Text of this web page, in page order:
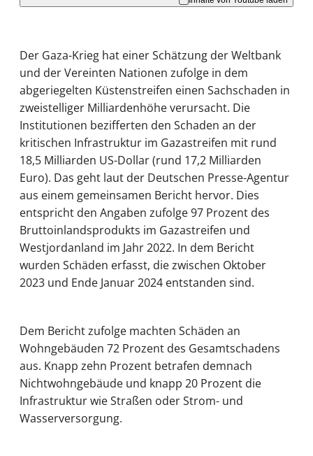
Der Gaza-Krieg hat einer Schätzung der Weltbank
und der Vereinten Nationen zufolge in dem
abgeriegelten Küstenstreifen einen Sachschaden in
zweistelliger Milliardenhöhe verursacht. Die
Institutionen bezifferten den Schaden an der
kritischen Infrastruktur im Gazastreifen mit rund
18,5 Milliarden US-Dollar (rund 17,2 Milliarden
Euro). Das geht laut der Deutschen Presse-Agentur
aus einem gemeinsamen Bericht hervor. Dies
entspricht den Angaben zufolge 97 Prozent des
Bruttoinlandsprodukts im Gazastreifen und
Westjordanland im Jahr 2022. In dem Bericht
wurden Schäden erfasst, die zwischen Oktober
2023 und Ende Januar 2024 entstanden sind.
Dem Bericht zufolge machten Schäden an
Wohngebäuden 72 Prozent des Gesamtschadens
aus. Knapp zehn Prozent betrafen demnach
Nichtwohngebäude und knapp 20 Prozent die
Infrastruktur wie Straßen oder Strom- und
Wasserversorgung.